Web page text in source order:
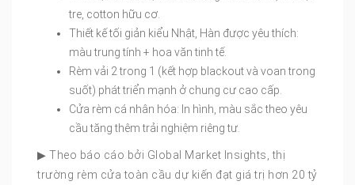
tre, cotton hữu cơ.
Thiết kế tối giản kiểu Nhật, Hàn được yêu thích:
màu trung tính + hoa văn tinh tế.
Rèm vải 2 trong 1 (kết hợp blackout và voan trong
suốt) phát triển mạnh ở chung cư cao cấp.
Cửa rèm cá nhân hóa: In hình, màu sắc theo yêu
cầu tăng thêm trải nghiệm riêng tư.
▶ Theo báo cáo bởi Global Market Insights, thị
trường rèm cửa toàn cầu dự kiến đạt giá trị hơn 20 tỷ